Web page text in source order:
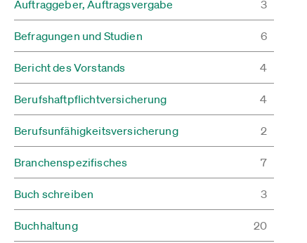
Auftraggeber, Auftragsvergabe 3
Befragungen und Studien 6
Bericht des Vorstands 4
Berufshaftpflichtversicherung 4
Berufsunfähigkeitsversicherung 2
Branchenspezifisches 7
Buch schreiben 3
Buchhaltung 20